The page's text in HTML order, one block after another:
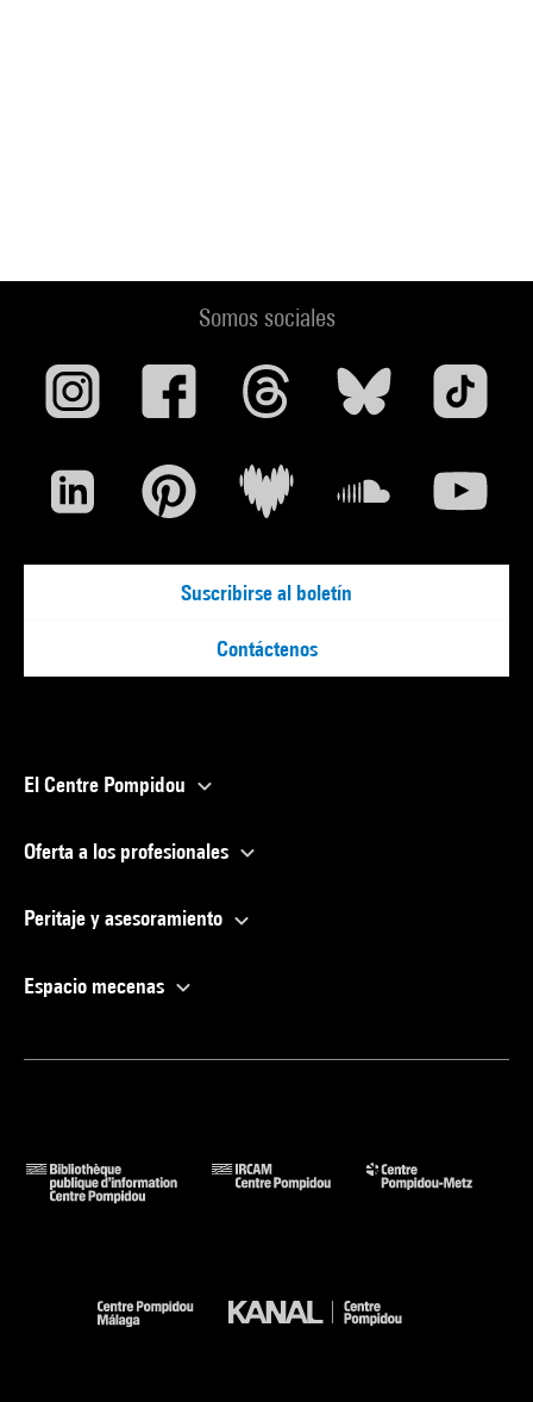
Somos sociales
Suscribirse al boletín
Contáctenos
El Centre Pompidou
Oferta a los profesionales
Peritaje y asesoramiento
Espacio mecenas